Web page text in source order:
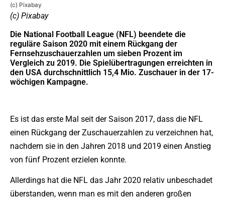
(c) Pixabay
(c) Pixabay
Die National Football League (NFL) beendete die
reguläre Saison 2020 mit einem Rückgang der
Fernsehzuschauerzahlen um sieben Prozent im
Vergleich zu 2019. Die Spielübertragungen erreichten in
den USA durchschnittlich 15,4 Mio. Zuschauer in der 17-
wöchigen Kampagne.
Es ist das erste Mal seit der Saison 2017, dass die NFL
einen Rückgang der Zuschauerzahlen zu verzeichnen hat,
nachdem sie in den Jahren 2018 und 2019 einen Anstieg
von fünf Prozent erzielen konnte.
Allerdings hat die NFL das Jahr 2020 relativ unbeschadet
überstanden, wenn man es mit den anderen großen